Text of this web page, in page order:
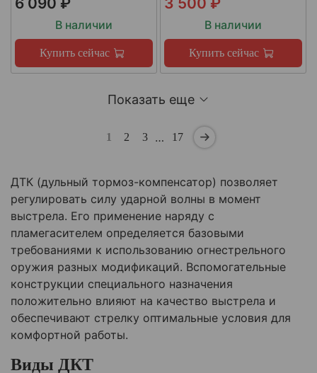
В наличии
Купить сейчас
В наличии
Купить сейчас
Показать еще
1 2 3 … 17
ДТК (дульный тормоз-компенсатор) позволяет
регулировать силу ударной волны в момент
выстрела. Его применение наряду с
пламегасителем определяется базовыми
требованиями к использованию огнестрельного
оружия разных модификаций. Вспомогательные
конструкции специального назначения
положительно влияют на качество выстрела и
обеспечивают стрелку оптимальные условия для
комфортной работы.
Виды ДКТ